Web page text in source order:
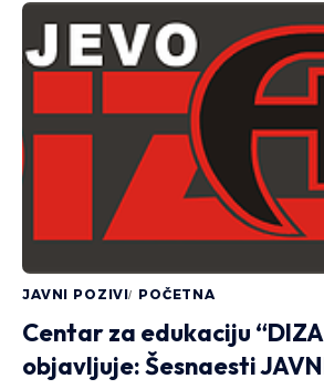
JAVNI POZIVI POČETNA
Centar za edukaciju
objavljuje: Šesnaesti